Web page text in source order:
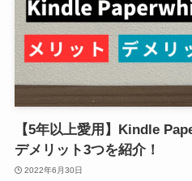
【5年以上愛用】Kindle
デメリット3つを紹介！
2022年6月30日